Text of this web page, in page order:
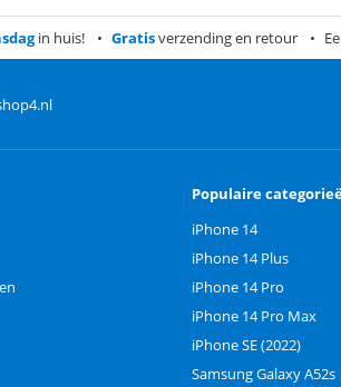
in huis! Gratisverzending en retour
Populaire
iPhone 14
iPhone 14 Plus
iPhone 14 Pro
iPhone 14 Pro Max
iPhone SE (2022)
Samsung Galaxy A52s